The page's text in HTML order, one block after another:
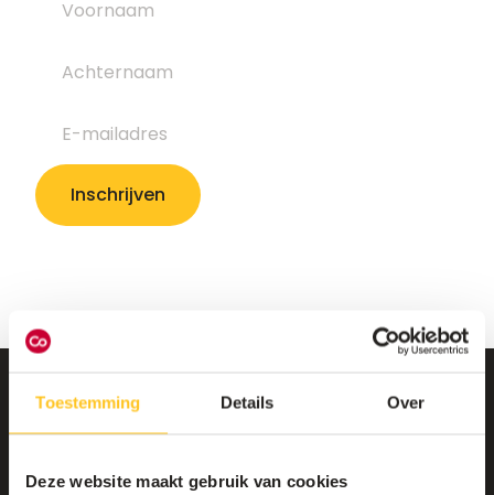
Toestemming Details Over
Deze website maakt gebruik van cookies